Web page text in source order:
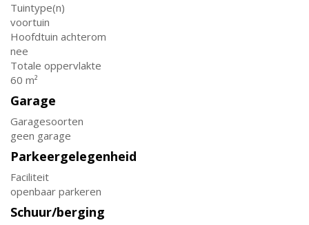
Tuintype(n)
voortuin
Hoofdtuin achterom
nee
Totale oppervlakte
60 m²
Garage
Garagesoorten
geen garage
Parkeergelegenheid
Faciliteit
openbaar parkeren
Schuur/berging